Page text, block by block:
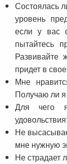
Состоялась
уровень
если у вас
пытайтесь
Развивайте
придет в
Мне
Получаю ли я
Для чего
Не
мне нужную
Не страдает